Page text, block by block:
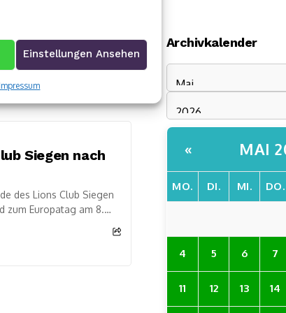
Einstellungen Ansehen
Impressum
Atmosphäre
und
Siegen nach
des Lions Club Siegen
zum Europatag am 8.
Archivkalender
« MAI
MO. DI. MI. DO.
4 5 6 7
11 12 13 14